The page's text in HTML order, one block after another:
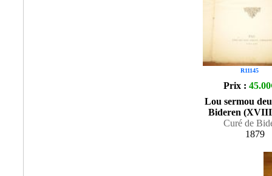
R11145
Prix :
Lou sermou
Bideren
Curé de
1879